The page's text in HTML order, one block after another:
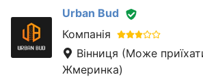
Urban Bud
Компанія
Вінниця (Може
Жмеринка)